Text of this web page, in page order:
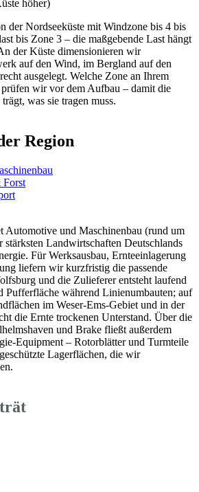
höher)
der Nordseeküste mit Windzone bis 4 bis
bis Zone 3 – die maßgebende Last hängt
der Küste dimensionieren wir
auf den Wind, im Bergland auf den
ausgelegt. Welche Zone an Ihrem
wir vor dem Aufbau – damit die
was sie tragen muss.
Region
Forst
Automotive und Maschinenbau (rund um
Landwirtschaften Deutschlands
Für Werksausbau, Ernteeinlagerung
liefern wir kurzfristig die passende
und die Zulieferer entsteht laufend
Pufferfläche während Linienumbauten; auf
im Weser-Ems-Gebiet und in der
die Ernte trockenen Unterstand. Über die
und Brake fließt außerdem
Equipment – Rotorblätter und Turmteile
Lagerflächen, die wir